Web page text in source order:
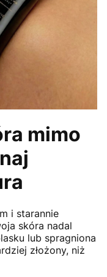
mimo
i starannie
skóra nadal
lub spragniona
złożony, niż